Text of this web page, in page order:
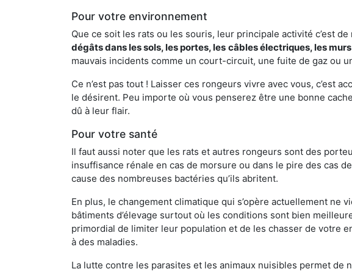
Pour votre environnement
Que ce soit les rats ou les souris, leur principale activité c’est
dégâts dans les sols, les portes, les câbles électriques, les
mauvais incidents comme un court-circuit, une fuite de gaz ou
Ce n’est pas tout ! Laisser ces rongeurs vivre avec vous, c’est
le désirent. Peu importe où vous penserez être une bonne
dû à leur flair.
Pour votre santé
Il faut aussi noter que les rats et autres rongeurs sont des
insuffisance rénale en cas de morsure ou dans le pire des cas
cause des nombreuses bactéries qu’ils abritent.
En plus, le changement climatique qui s’opère actuellement ne
bâtiments d’élevage surtout où les conditions sont bien
primordial de limiter leur population et de les chasser de votre
à des maladies.
La lutte contre les parasites et les animaux nuisibles permet